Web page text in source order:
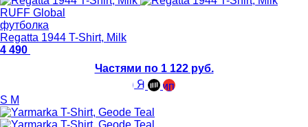
RUFF Global
футболка
Regatta 1944 T-Shirt, Milk
4 490
Частями по 1 122 руб.
S M